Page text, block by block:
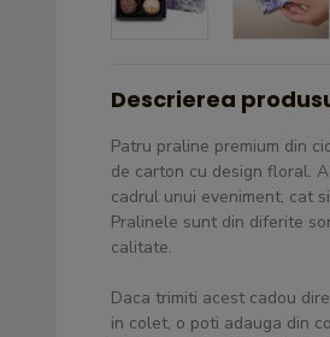
Descrierea
Patru praline premium din
de carton cu design floral.
cadrul unui eveniment, cat
Pralinele sunt din diferite
calitate.
Daca trimiti acest cadou
in colet, o poti adauga din